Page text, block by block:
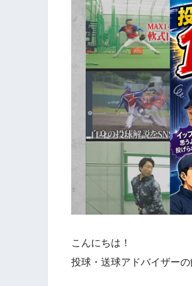
こんにちは！
投球・送球アドバイザーの